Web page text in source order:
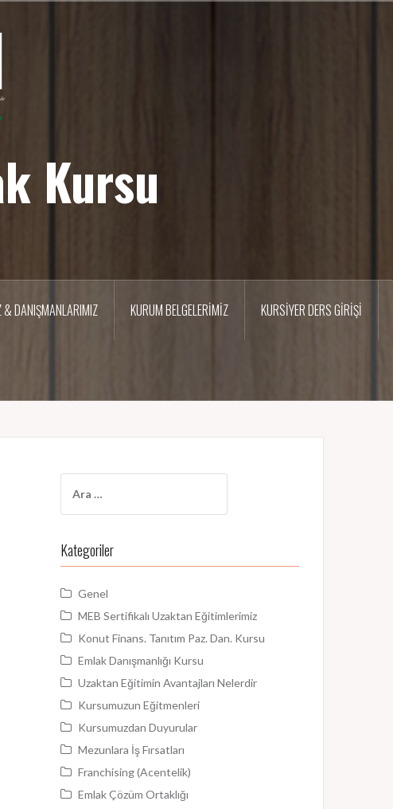
Kursu
& DANIŞMANLARIMIZ KURUM BELGELERİMİZ KURSİYER DERS GİRİŞİ
a
a
:
Kategoriler
Genel
MEB Sertifikalı Uzaktan Eğitimlerimiz
Konut Finans. Tanıtım Paz. Dan. Kursu
Emlak Danışmanlığı Kursu
Uzaktan Eğitimin Avantajları Nelerdir
Kursumuzun Eğitmenleri
Kursumuzdan Duyurular
Mezunlara İş Fırsatları
Franchising (Acentelik)
Emlak Çözüm Ortaklığı